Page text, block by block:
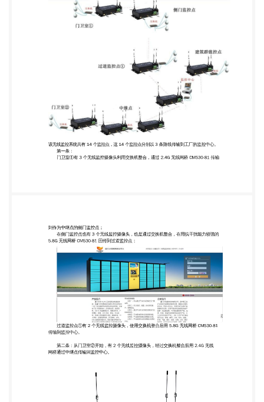
机整合后用 5.8G 无线网桥 CM530-81 传输到监控中
心。 第二条：从门卫室②开始，有 2 个无线监控摄像
头，经过交换机整合后用 2.4G 无线 网桥通过中继点
传输回监控中心。 第三条：从建筑群监控点整合 2 个
无线监控摄像头通过 2.4G 无线网桥传输回监控中
心。 三条传输线路最终用一个交换机整合，用 NVR
转码之后，客户可以在监控室里的显示 屏中监控任意
从一个监控摄像头的传输过来的监控影像。就算不在
监控室里，只要能访问互 联 网，客户也能随时随地